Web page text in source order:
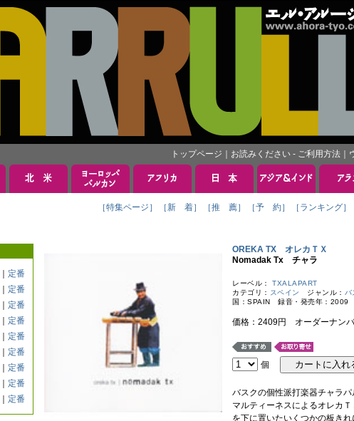
トップページ お読みください - ご利用方法
［特集ページ］ ［新 着］ ［推 薦］ ［予 約］ ［ランキング］
定番
定番
定番
定番
定番
定番
定番
定番
定番
OREKA TX オレカＴＸ
Nomadak Tx チャラ
レーベル： TXALAPART
カテゴリ： スペイン ジャンル： バ
国：SPAIN 録音・発売年：2009
価格：2409円 オーダーナン
個
バスクの個性派打楽器チャラ
マルティーネスによるオレカ
を下に置いたいくつかの板き